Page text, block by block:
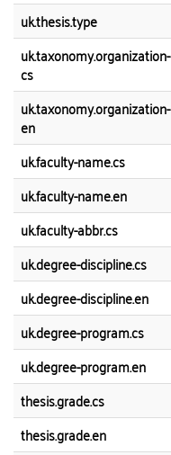
uk.thesis.type
uk.taxonomy.organization-
cs
uk.taxonomy.organization-
en
uk.faculty-name.cs
uk.faculty-name.en
uk.faculty-abbr.cs
uk.degree-discipline.cs
uk.degree-discipline.en
uk.degree-program.cs
uk.degree-program.en
thesis.grade.cs
thesis.grade.en